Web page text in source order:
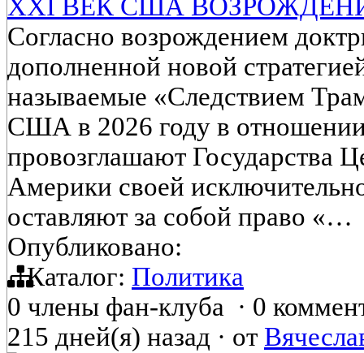
XXI ВЕК США
Согласно возрождением
дополненной новой
называемые «Следствием
США в 2026 году в
провозглашают Государства
Америки своей
оставляют за собой право «…
Опубликовано:
Каталог: Политика
0 члены фан-клуба · 0
215 дней(я) назад · от